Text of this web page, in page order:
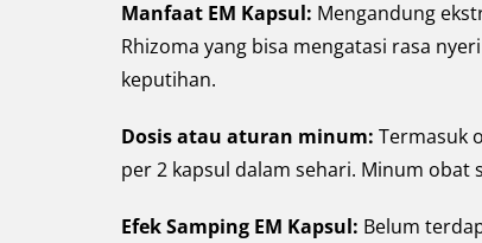
Manfaat EM Kapsul: Mengandung
Rhizoma yang bisa mengatasi rasa
keputihan.
Dosis atau aturan minum: Termasuk
per 2 kapsul dalam sehari. Minum obat
Efek Samping EM Kapsul: Belum